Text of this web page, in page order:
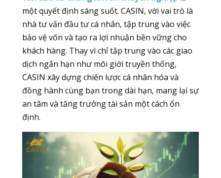
một quyết định sáng suốt. CASIN, với vai trò là
nhà tư vấn đầu tư cá nhân, tập trung vào việc
bảo vệ vốn và tạo ra lợi nhuận bền vững cho
khách hàng. Thay vì chỉ tập trung vào các giao
dịch ngắn hạn như môi giới truyền thống,
CASIN xây dựng chiến lược cá nhân hóa và
đồng hành cùng bạn trong dài hạn, mang lại sự
an tâm và tăng trưởng tài sản một cách ổn
định.